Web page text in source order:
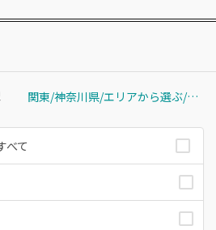
関東/神奈川県/エリアから選ぶ/桜木町・みなとみらい・関内
べて